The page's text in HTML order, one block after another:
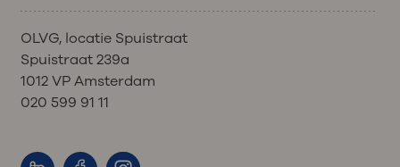
OLVG, locatie Spuistraat
Spuistraat 239a
1012 VP Amsterdam
020 599 91 11